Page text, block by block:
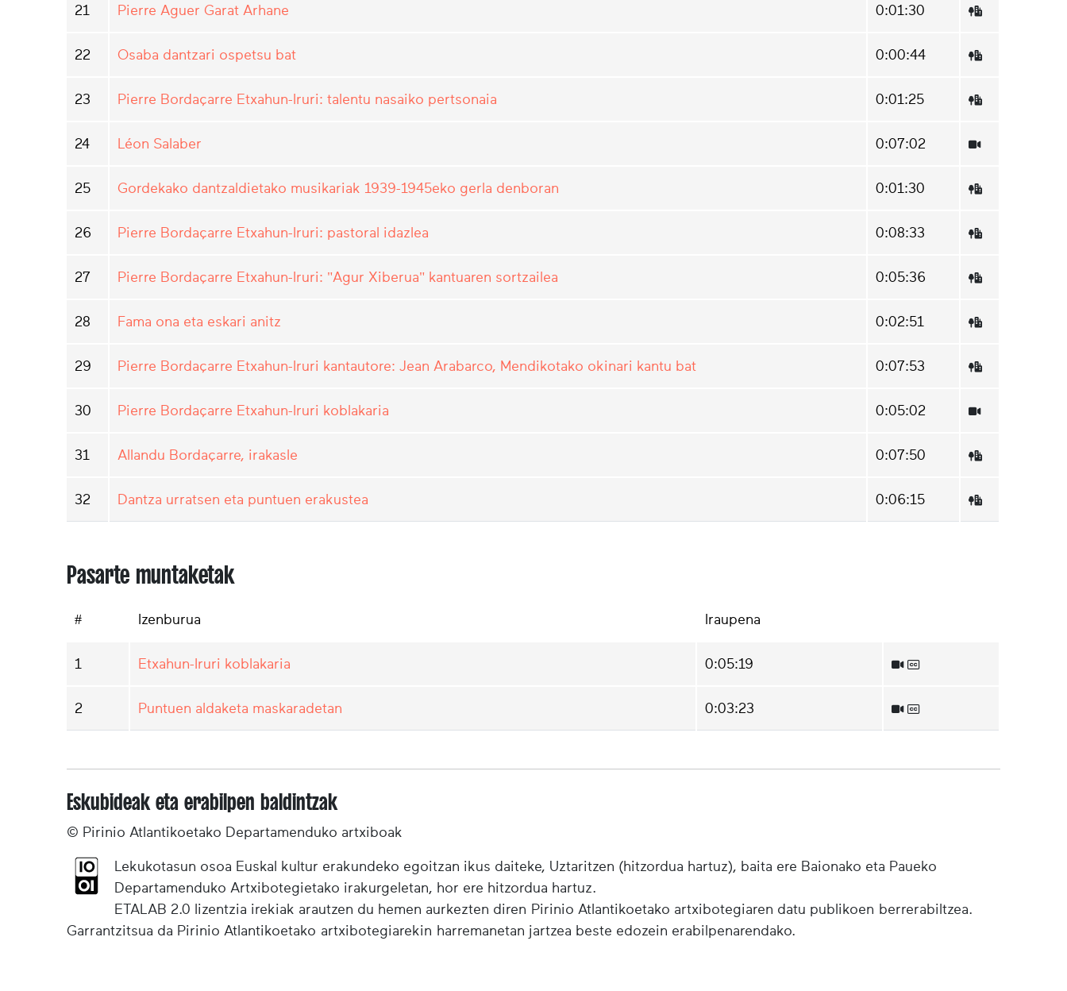
21 Pierre Aguer Garat Arhane 0:01:30
22 Osaba dantzari ospetsu bat 0:00:44
23 Pierre Bordaçarre Etxahun-Iruri: talentu nasaiko pertsonaia 0:01:25
24 Léon Salaber 0:07:02
25 Gordekako dantzaldietako musikariak 1939-1945eko gerla denboran 0:01:30
26 Pierre Bordaçarre Etxahun-Iruri: pastoral idazlea 0:08:33
27 Pierre Bordaçarre Etxahun-Iruri: "Agur Xiberua" kantuaren sortzailea 0:05:36
28 Fama ona eta eskari anitz 0:02:51
29 Pierre Bordaçarre Etxahun-Iruri kantautore: Jean Arabarco, Mendikotako okinari kantu bat 0:07:53
30 Pierre Bordaçarre Etxahun-Iruri koblakaria 0:05:02
31 Allandu Bordaçarre, irakasle 0:07:50
32 Dantza urratsen eta puntuen erakustea 0:06:15
Pasarte muntaketak
# Izenburua Iraupena
1 Etxahun-Iruri koblakaria 0:05:19
2 Puntuen aldaketa maskaradetan 0:03:23
Eskubideak eta erabilpen baldintzak
© Pirinio Atlantikoetako Departamenduko artxiboak
Lekukotasun osoa Euskal kultur erakundeko egoitzan ikus daiteke, Uztaritzen (hitzordua hartuz), baita ere Baionako eta Paueko
Departamenduko Artxibotegietako irakurgeletan, hor ere hitzordua hartuz.
ETALAB 2.0 lizentzia irekiak arautzen du hemen aurkezten diren Pirinio Atlantikoetako artxibotegiaren datu publikoen berrerabiltzea.
Garrantzitsua da Pirinio Atlantikoetako artxibotegiarekin harremanetan jartzea beste edozein erabilpenarendako.